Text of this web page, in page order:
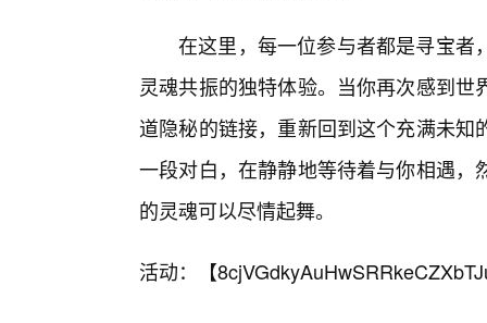
在这里，每一位参与者都是寻宝者
灵魂共振的独特体验。当你再次感到
道隐秘的链接，重新回到这个充满未
一段对白，在静静地等待着与你相遇
的灵魂可以尽情起舞。
活动：【